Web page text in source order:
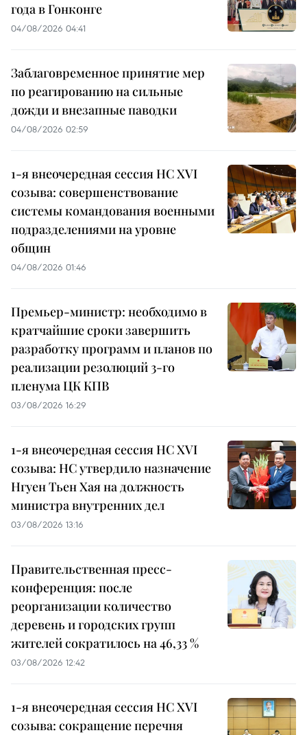
года в Гонконге
04/08/2026 04:41
Заблаговременное принятие мер
по реагированию на сильные
дожди и внезапные паводки
04/08/2026 02:59
1-я внеочередная сессия НС XVI
созыва: совершенствование
системы командования военными
подразделениями на уровне
общин
04/08/2026 01:46
Премьер-министр: необходимо в
кратчайшие сроки завершить
разработку программ и планов по
реализации резолюций 3-го
пленума ЦК КПВ
03/08/2026 16:29
1-я внеочередная сессия НС XVI
созыва: НС утвердило назначение
Нгуен Тьен Хая на должность
министра внутренних дел
03/08/2026 13:16
Правительственная пресс-
конференция: после
реорганизации количество
деревень и городских групп
жителей сократилось на 46,33 %
03/08/2026 12:42
1-я внеочередная сессия НС XVI
созыва: сокращение перечня